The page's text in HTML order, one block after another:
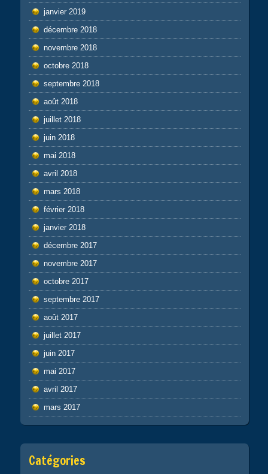
janvier 2019
décembre 2018
novembre 2018
octobre 2018
septembre 2018
août 2018
juillet 2018
juin 2018
mai 2018
avril 2018
mars 2018
février 2018
janvier 2018
décembre 2017
novembre 2017
octobre 2017
septembre 2017
août 2017
juillet 2017
juin 2017
mai 2017
avril 2017
mars 2017
Catégories